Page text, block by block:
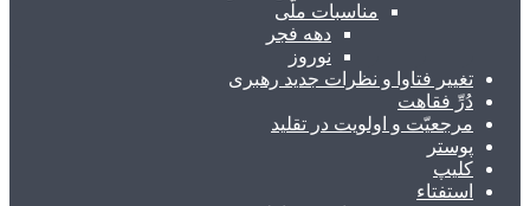
مناسبات ملّی
دهه فجر
نوروز
تغییر فتاوا و نظرات جدید رهبری
دُرِّ فقاهت
مرجعیّت و اولویت در تقلید
پوستر
کلیپ
استفتاء